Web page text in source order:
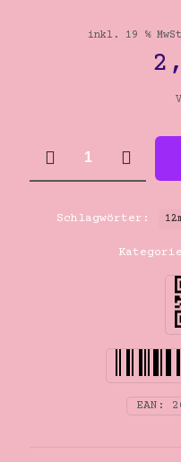
inkl. 19 %
EAN:
Schlagwörter: